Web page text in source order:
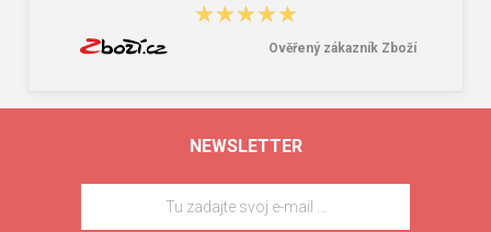
★★★★★
★★★★★
Ověřený zákazník Zboží
NEWSLETTER